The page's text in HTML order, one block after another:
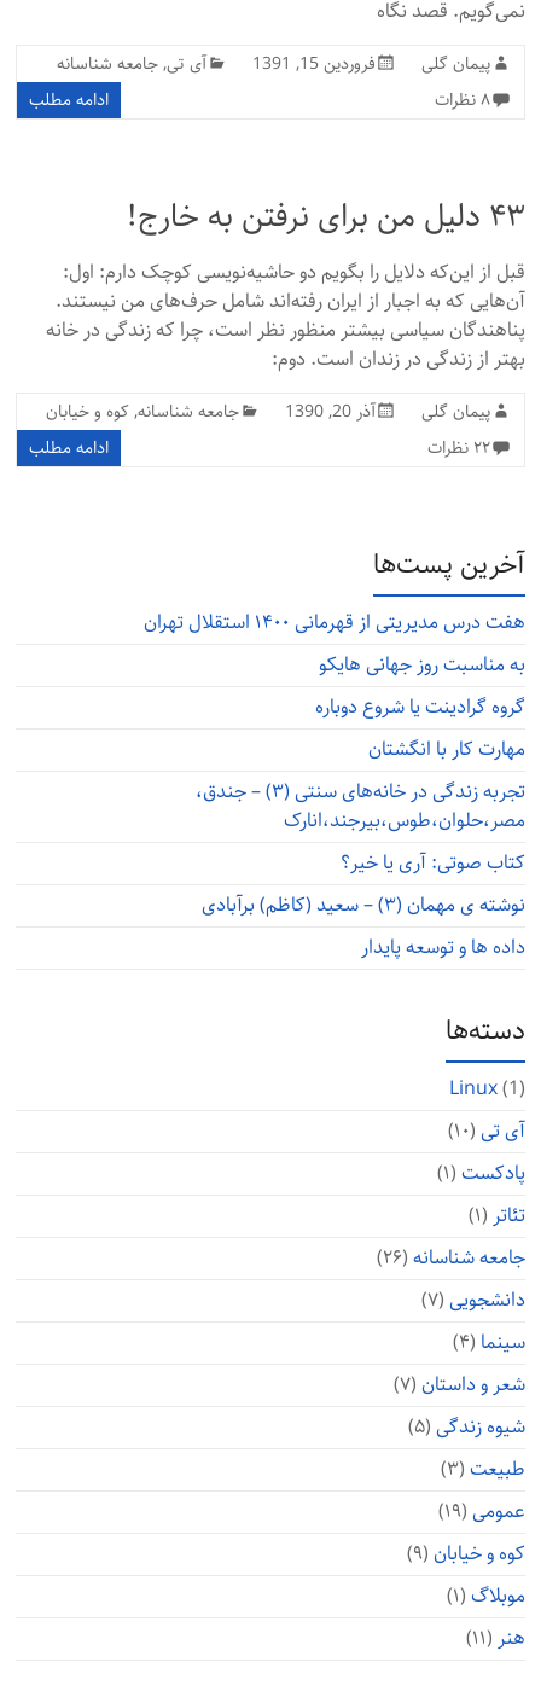
نمی‌گویم. قصد نگاه
پیمان گلی فروردین 15, 1391 آی تی,جامعه شناسانه
۸ نظرات
ادامه مطلب
۴۳ دلیل من برای نرفتن به خارج!
قبل از این‌که دلایل را بگویم دو حاشیه‌نویسی کوچک دارم: اول:
آن‌هایی که به اجبار از ایران رفته‌اند شامل حرف‌های من نیستند.
پناهندگان سیاسی بیشتر منظور نظر است، چرا که زندگی در خانه
بهتر از زندگی در زندان است. دوم:
پیمان گلی آذر 20, 1390 جامعه شناسانه,کوه و خیابان
۲۲ نظرات
ادامه مطلب
آخرین پست‌ها
هفت درس مدیریتی از قهرمانی ۱۴۰۰ استقلال تهران
به مناسبت روز جهانی هایکو
گروه گرادینت یا شروع دوباره
مهارت کار با انگشتان
تجربه زندگی در خانه‌های سنتی (۳) – جندق،
مصر،حلوان،طوس،بیرجند،انارک
کتاب صوتی: آری یا خیر؟
نوشته ی مهمان (۳) – سعید (کاظم) برآبادی
داده ها و توسعه پایدار
دسته‌ها
Linux(1)
آی تی(۱۰)
پادکست(۱)
تئاتر (۱)
جامعه شناسانه(۲۶)
دانشجویی(۷)
سینما (۴)
شعر و داستان(۷)
شیوه زندگی(۵)
طبیعت(۳)
عمومی(۱۹)
کوه و خیابان(۹)
موبلاگ(۱)
هنر (۱۱)